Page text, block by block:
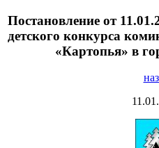
Постановление от
детского конкурса
«Картопья» в